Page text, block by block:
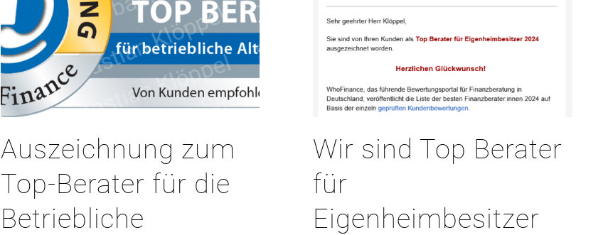
Auszeichnung zum
Top-Berater für die
Betriebliche
Wir sind Top Berater
für
Eigenheimbesitzer